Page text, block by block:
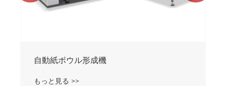
自動紙ボウル形成機
もっと見る >>